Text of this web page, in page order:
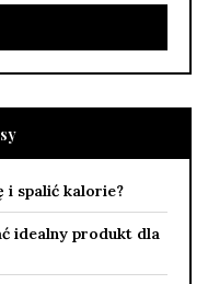
i spalić kalorie?
idealny produkt dla